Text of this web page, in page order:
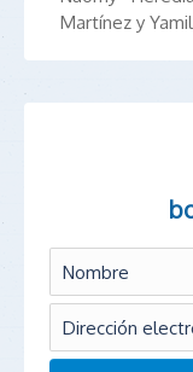
Martínez y